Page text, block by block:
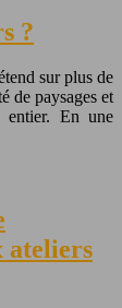
?
sur plus de
de paysages et
entier. En une
ateliers